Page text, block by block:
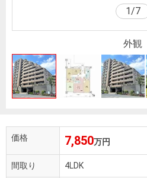
す
サービス
ンシミュ
レーショ
ン
サービス
周辺相場
検索
暮らしの
税金の本
（電子ブ
ド
1/7
外観
価格 7,850万円
間取り 4LDK